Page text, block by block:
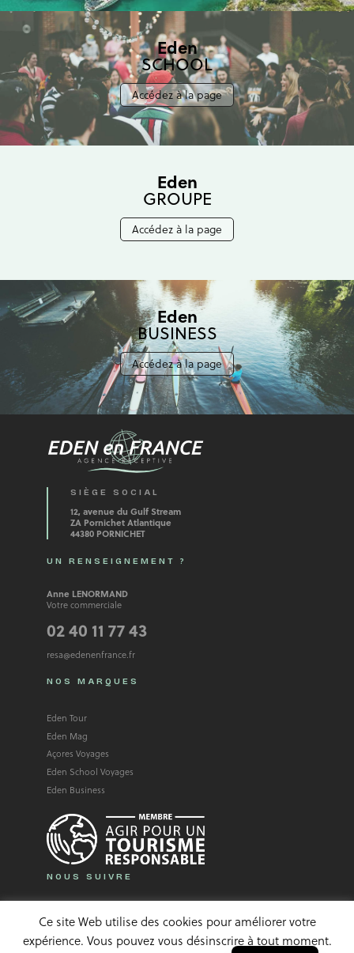
Eden
SCHOOL
Accédez à la page
Eden
GROUPE
Accédez à la page
Eden
BUSINESS
Accédez à la page
SIÈGE SOCIAL
12, avenue du Gulf Stream
ZA Pornichet Atlantique
44380 PORNICHET
UN RENSEIGNEMENT ?
Anne LENORMAND
Votre commerciale
02 40 11 77 43
resa@edenenfrance.fr
NOS MARQUES
Eden Tour
Eden Mag
Açores Voyages
Eden School Voyages
Eden Business
NOUS SUIVRE
Ce site Web utilise des cookies pour améliorer votre
expérience. Vous pouvez vous désinscrire à tout moment.
English